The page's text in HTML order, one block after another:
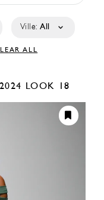
Ville: All
ALL
LOOK 18